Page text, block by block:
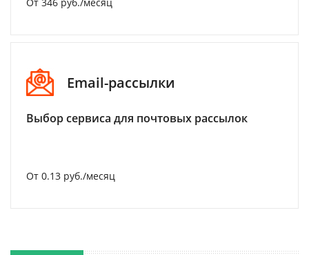
Email-рассылки
Выбор сервиса для почтовых рассылок
От 0.13 руб./месяц